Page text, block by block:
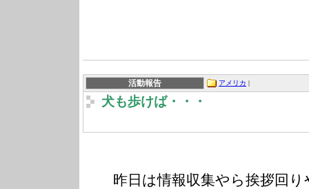
活動報告 アメリカ |
犬も歩けば・・・
昨日は情報収集やら挨拶回